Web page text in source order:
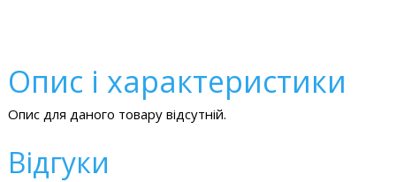
Опис і характеристики
Опис для даного товару відсутній.
Відгуки